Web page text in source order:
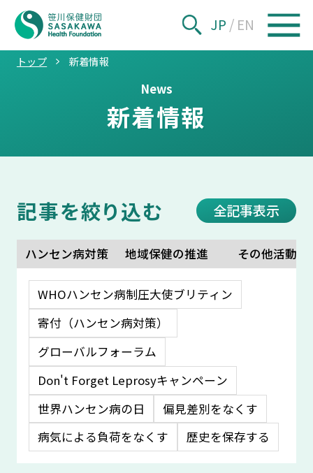
JP / EN
トップ 新着情報
News
新着情報
記事を絞り込む 全記事表示
ハンセン病対策 地域保健の推進 その他活動
WHOハンセン病制圧大使ブリティン
寄付（ハンセン病対策）
グローバルフォーラム
Don't Forget Leprosyキャンペーン
世界ハンセン病の日
偏見差別をなくす
病気による負荷をなくす
歴史を保存する